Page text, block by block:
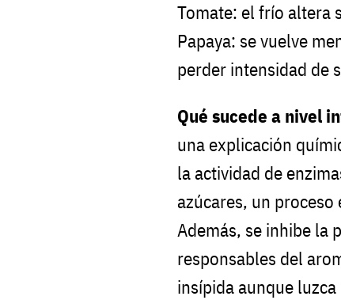
Tomate: el frío altera
Papaya: se vuelve
perder intensidad de
Qué sucede a nivel
una explicación
la actividad de
azúcares, un
Además, se inhibe la
responsables del
insípida aunque